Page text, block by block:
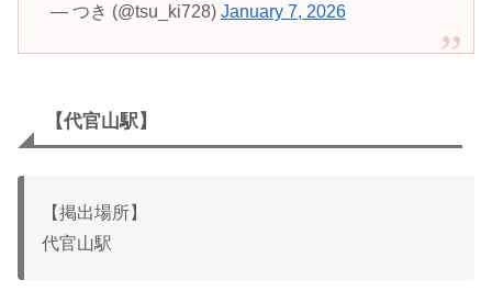
— つき (@tsu_ki728) January 7, 2026
【代官山駅】
【掲出場所】
代官山駅